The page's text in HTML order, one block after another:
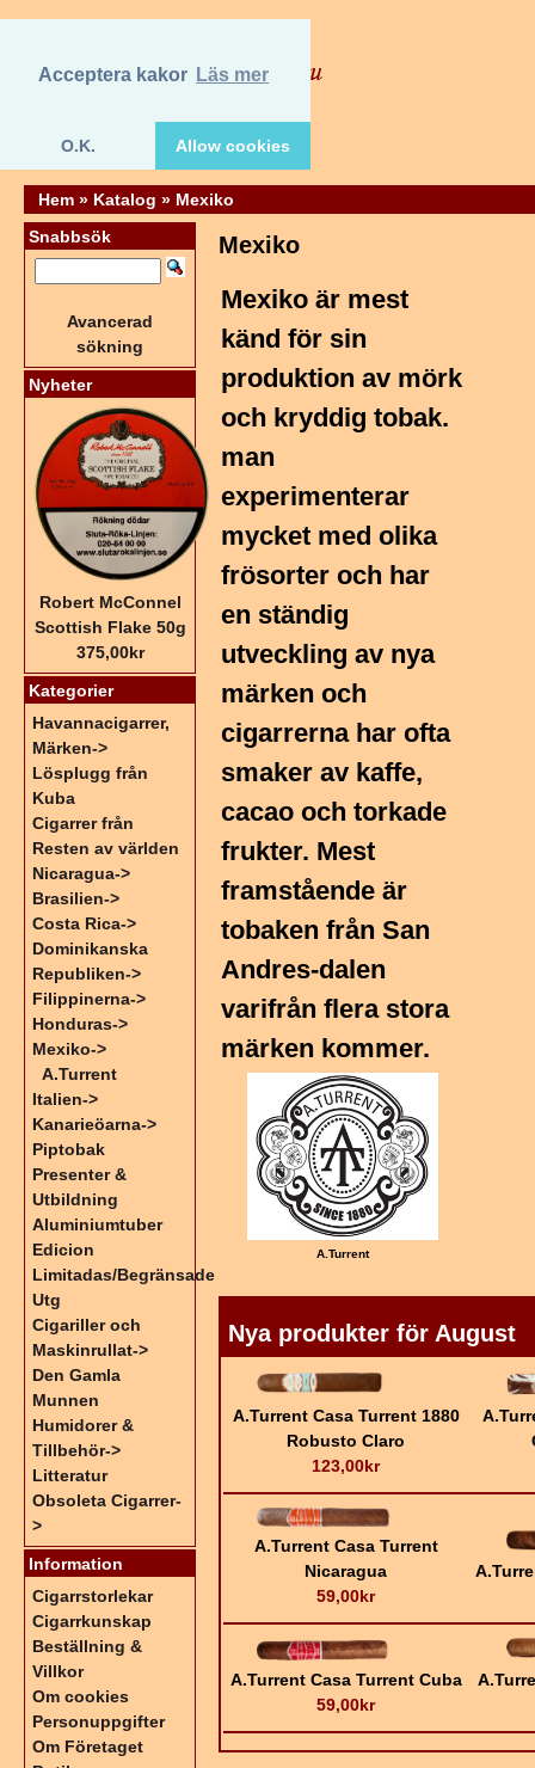
Acceptera kakor Läs mer
O.K. Allow cookies
Hem » Katalog » Mexiko
Mexiko
Mexiko är mest
känd för sin
produktion av mörk
och kryddig tobak.
man
experimenterar
mycket med olika
frösorter och har
en ständig
utveckling av nya
märken och
cigarrerna har ofta
smaker av kaffe,
cacao och torkade
frukter. Mest
framstående är
tobaken från San
Andres-dalen
varifrån flera stora
märken kommer.
A.Turrent
Nya produkter för August
A.Turrent Casa Turrent 1880
Robusto Claro
123,00kr
A.Turrent Casa Turrent
Nicaragua
59,00kr
A.Turrent Casa Turrent Cuba
59,00kr
Snabbsök
Avancerad
sökning
Nyheter
Robert McConnel
Scottish Flake 50g
375,00kr
Kategorier
Havannacigarrer,
Märken->
Lösplugg från
Kuba
Cigarrer från
Resten av världen
Nicaragua->
Brasilien->
Costa Rica->
Dominikanska
Republiken->
Filippinerna->
Honduras->
Mexiko->
A.Turrent
Italien->
Kanarieöarna->
Piptobak
Presenter &
Utbildning
Aluminiumtuber
Edicion
Limitadas/Begränsade
Utg
Cigariller och
Maskinrullat->
Den Gamla
Munnen
Humidorer &
Tillbehör->
Litteratur
Obsoleta Cigarrer-
>
Information
Cigarrstorlekar
Cigarrkunskap
Beställning &
Villkor
Om cookies
Personuppgifter
Om Företaget